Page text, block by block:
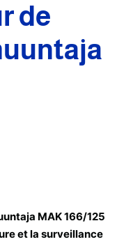
de
MAK 166/125
et la surveillance